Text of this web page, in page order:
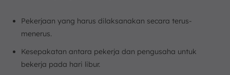
Pekerjaan yang harus dilaksanakan secara terus-
menerus.
Kesepakatan antara pekerja dan pengusaha untuk
bekerja pada hari libur.